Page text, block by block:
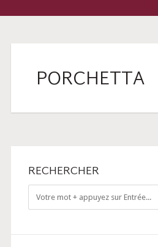
PORCHETTA
RECHERCHER